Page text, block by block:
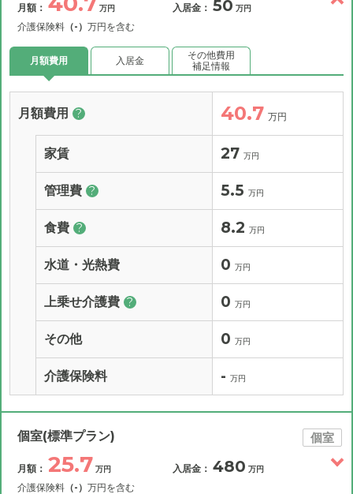
月額： 万円
介護保険料 （-） 万円を含む
入居金： 50 万円
月額費用 入居金
その他費用
補足情報
月額費用 ? 40.7 万円
家賃 27 万円
管理費 ? 5.5 万円
食費 ? 8.2 万円
水道・光熱費 0 万円
上乗せ介護費 ? 0 万円
その他 0 万円
介護保険料 - 万円
個室(標準プラン) 個室
月額： 25.7 万円
介護保険料 （-） 万円を含む
入居金： 480 万円